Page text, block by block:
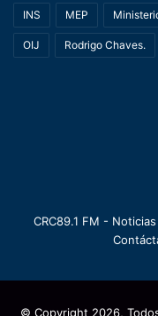
INS MEP
OIJ Rodrigo Chaves.
CRC89.1 FM -
© Copyright 2026,